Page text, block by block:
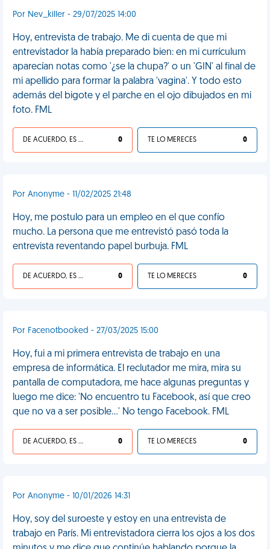
Por Nev_killer - 29/07/2025 14:00
Hoy, entrevista de trabajo. Me di cuenta de que mi
entrevistador la había preparado bien: en mi currículum
aparecían notas como '¿se la chupa?' o un 'GIN' al final de
mi apellido para formar la palabra 'vagina'. Y todo esto
además del bigote y el parche en el ojo dibujados en mi
foto. FML
DE ACUERDO, ES UNA VIDA HP 0 TE LO MERECES 0
Por Anonyme - 11/02/2025 21:48
Hoy, me postulo para un empleo en el que confío
mucho. La persona que me entrevistó pasó toda la
entrevista reventando papel burbuja. FML
DE ACUERDO, ES UNA VIDA HP 0 TE LO MERECES 0
Por Facenotbooked - 27/03/2025 15:00
Hoy, fui a mi primera entrevista de trabajo en una
empresa de informática. El reclutador me mira, mira su
pantalla de computadora, me hace algunas preguntas y
luego me dice: 'No encuentro tu Facebook, así que creo
que no va a ser posible…' No tengo Facebook. FML
DE ACUERDO, ES UNA VIDA HP 0 TE LO MERECES 0
Por Anonyme - 10/01/2026 14:31
Hoy, soy del suroeste y estoy en una entrevista de
trabajo en París. Mi entrevistadora cierra los ojos a los dos